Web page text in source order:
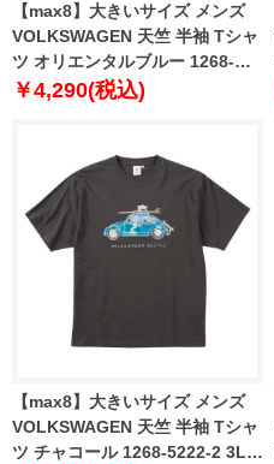
【max8】大きいサイズ メンズ
VOLKSWAGEN 天竺 半袖 Tシャ
ツ オリエンタルブルー 1268-
5220-1 3L 4L 5L 6L 8L
￥4,290(税込)
【max8】大きいサイズ メンズ
VOLKSWAGEN 天竺 半袖 Tシャ
ツ チャコール 1268-5222-2 3L